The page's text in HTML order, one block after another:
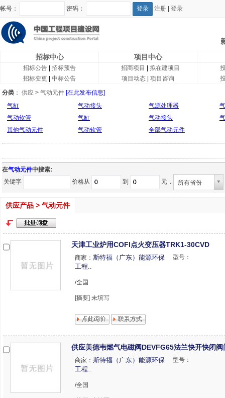
帐号： 密码： 注册 登录
招标中心
项目中心
招标公告
招标预告
招标变更
中标公告
招商项目
拟在建项目
项目动态
项目咨询
分类 ： 供应 > 气动元件 [在此发布信息]
气缸
气动接头 气源处理器
气动软管
气缸 气动接头
其他气动元件
气动软管 全部气动元件
在气动元件中搜索:
关键字
价格从 到 元， 所有省份
供应产品 > 气动元件
天津工业炉用COFI点火变压器TRK1-30CVD
商家： 斯特福（广东）能源环保
工程..
型号：
/全国
[摘要] 未填写
供应美德韦燃气电磁阀DEVFG65法兰快开快闭阀
商家： 斯特福（广东）能源环保
工程..
型号：
/全国